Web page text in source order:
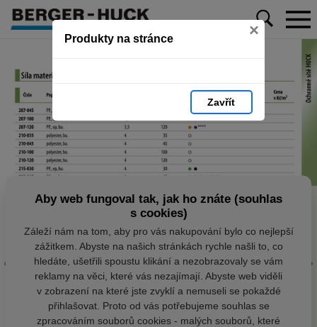
Produkty na stránce ×
Zavřít
Aby web fungoval tak, jak ho znáte (souhlas
s cookies)
Záleží nám na tom, aby pro vás nakupování bylo co nejlepší
zážitkem. Abyste na našich stránkách rychle našli to, co
hledáte, ušetřili spoustu klikání a nezobrazovaly se vám
reklamy na věci, které vás nezajímají. Abyste web viděli
v zobrazení na které jste zvyklí a nemuseli se pokaždé
přihlašovat. Proto od vás potřebujeme souhlas se
zpracováním souborů cookies - malých souborů, které